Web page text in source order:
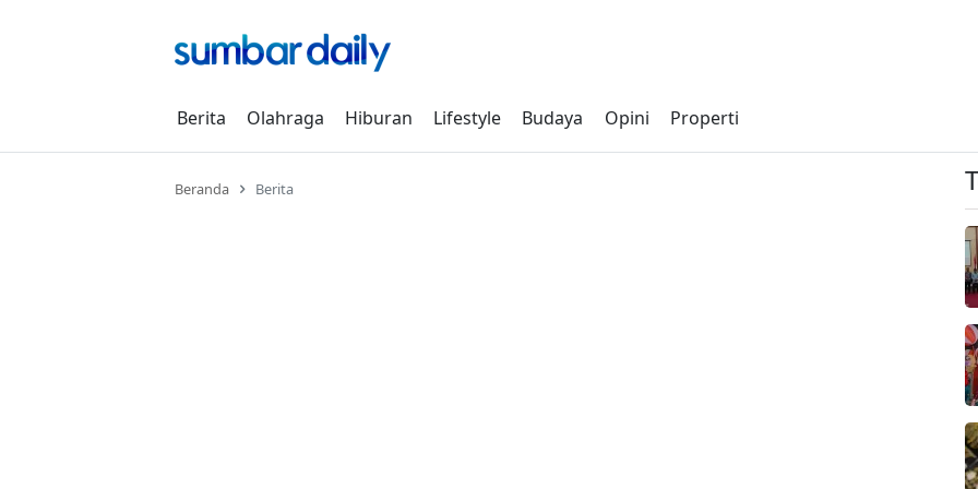
Berita Olahraga Hiburan Lifestyle Budaya Opini Properti
Beranda Berita